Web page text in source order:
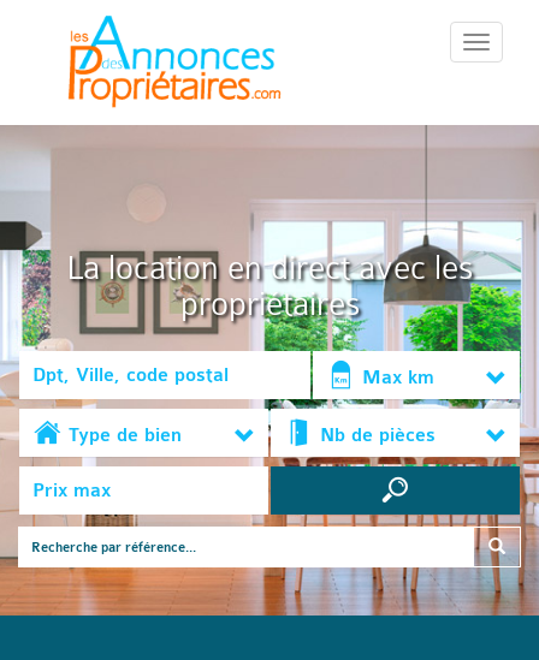
::Menu::
La location en direct avec les
propriétaires
Max km
Type de bien Nb de pièces